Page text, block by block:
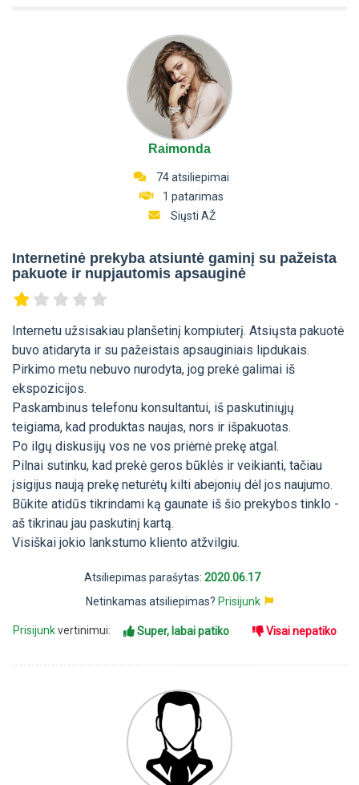
Raimonda
74 atsiliepimai
1 patarimas
Siųsti AŽ
Internetinė prekyba atsiuntė gaminį su pažeista
pakuote ir nupjautomis apsauginė
Internetu užsisakiau planšetinį kompiuterį. Atsiųsta pakuotė
buvo atidaryta ir su pažeistais apsauginiais lipdukais.
Pirkimo metu nebuvo nurodyta, jog prekė galimai iš
ekspozicijos.
Paskambinus telefonu konsultantui, iš paskutiniųjų
teigiama, kad produktas naujas, nors ir išpakuotas.
Po ilgų diskusijų vos ne vos priėmė prekę atgal.
Pilnai sutinku, kad prekė geros būklės ir veikianti, tačiau
įsigijus naują prekę neturėtų kilti abejonių dėl jos naujumo.
Būkite atidūs tikrindami ką gaunate iš šio prekybos tinklo -
aš tikrinau jau paskutinį kartą.
Visiškai jokio lankstumo kliento atžvilgiu.
Atsiliepimas parašytas: 2020.06.17
Netinkamas atsiliepimas? Prisijunk
Prisijunkvertinimui: Super, labai patiko Visai nepatiko